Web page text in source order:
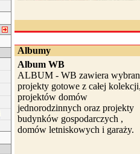
Albumy
Album WB
ALBUM - WB zawiera
projekty gotowe z całej
projektów domów
jednorodzinnych oraz projekty
budynków gospodarczych ,
domów letniskowych i garaży.